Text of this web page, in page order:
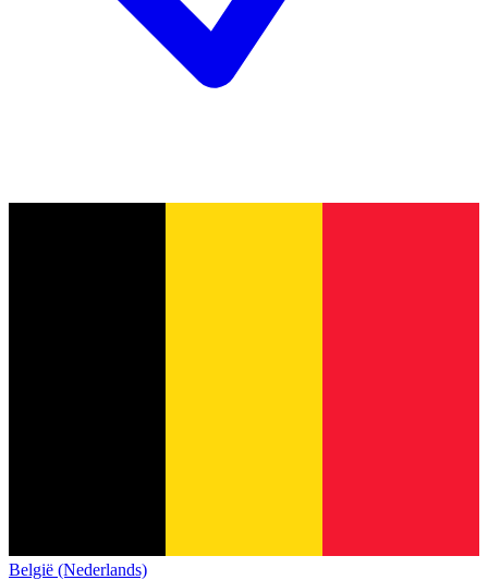
België (Nederlands)